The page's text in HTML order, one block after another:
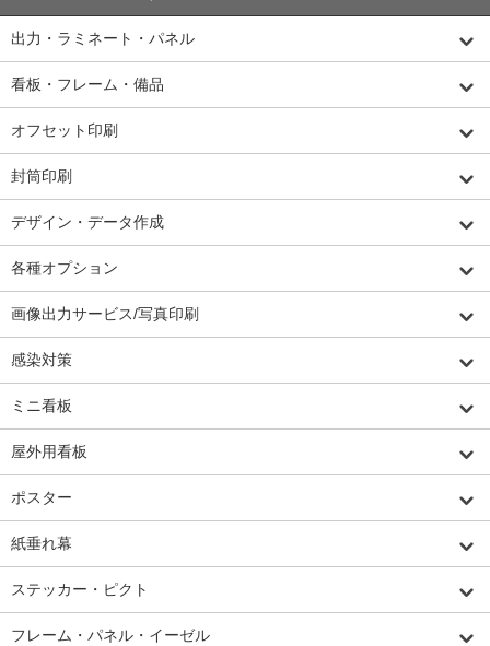
出力・ラミネート・パネル
看板・フレーム・備品
オフセット印刷
封筒印刷
デザイン・データ作成
各種オプション
画像出力サービス/写真印刷
感染対策
ミニ看板
屋外用看板
ポスター
紙垂れ幕
ステッカー・ピクト
フレーム・パネル・イーゼル